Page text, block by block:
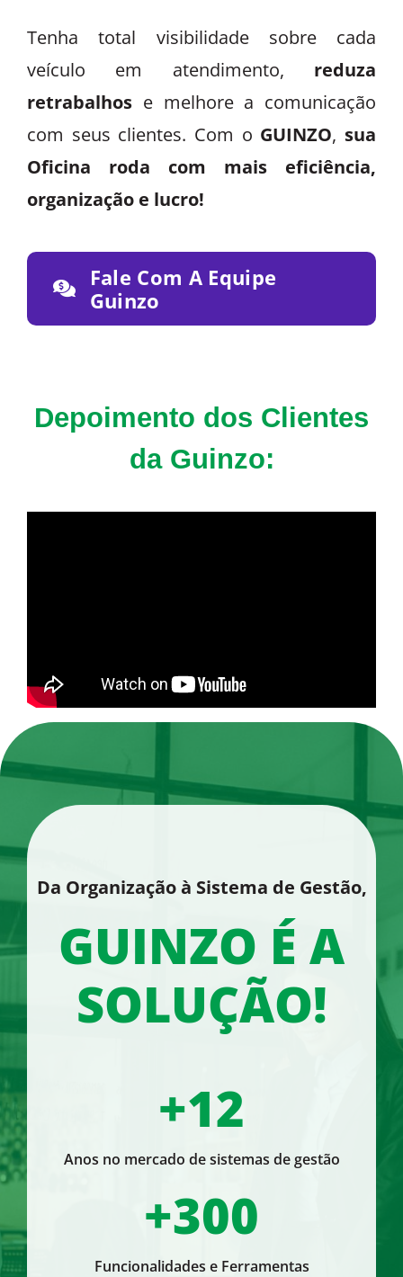
Tenha total visibilidade sobre cada
veículo em atendimento, reduza
retrabalhose melhore a comunicação
com seus clientes. Com o GUINZO, sua
Oficina roda com mais eficiência,
organização e lucro!
Fale Com A Equipe
Guinzo
Depoimento dos Clientes
da Guinzo:
Da Organização à Sistema de Gestão,
GUINZO É A
SOLUÇÃO!
+12
Anos no mercado de sistemas de gestão
+300
Funcionalidades e Ferramentas